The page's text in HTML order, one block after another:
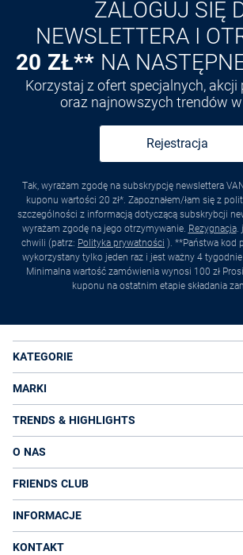
ZALOGUJ SIĘ
NEWSLETTERA I
20 ZŁ** NA
Korzystaj z ofert specjalnych,
oraz najnowszych trendów
Rejestracja
Tak, wyrażam zgodę na subskrypcję newslettera
kuponu wartości 20 zł*. Zapoznałem/łam się z
szczególności z informacją dotyczącą subskrybcji
wyrażam zgodę na jego otrzymywanie. Rezygnacja.
chwili (patrz: Polityka prywatności ). **Państwa kod
wykorzystany tylko jeden raz i jest ważny 4
Minimalna wartość zamówienia wynosi 100 zł
kuponu na ostatnim etapie składania
KATEGORIE
MARKI
TRENDS & HIGHLIGHTS
O NAS
FRIENDS CLUB
INFORMACJE
KONTAKT